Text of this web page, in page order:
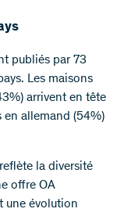
publiés par 73
Les maisons
arrivent en tête
en allemand (54%)
la diversité
offre OA
une évolution